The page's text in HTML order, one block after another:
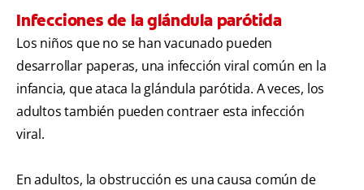
Infecciones de la glándula parótida
Los niños que no se han vacunado pueden
desarrollar paperas, una infección viral común en la
infancia, que ataca la glándula parótida. A veces, los
adultos también pueden contraer esta infección
viral.
En adultos, la obstrucción es una causa común de